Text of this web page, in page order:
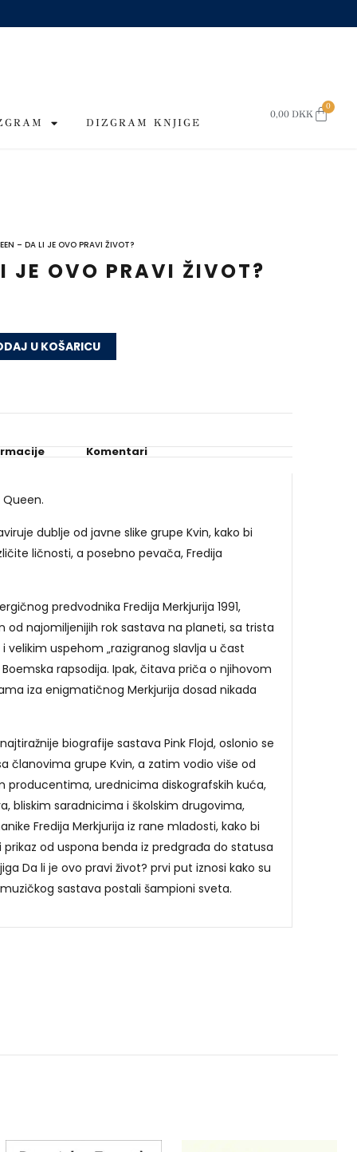
0,00 DKK
0
CART
DIZGRAM KNJIGE
– DA LI JE OVO PRAVI ŽIVOT?
JE OVO PRAVI ŽIVOT?
U KOŠARICU
Komentari
dublje od javne slike grupe Kvin, kako bi
ličnosti, a posebno pevača, Fredija
predvodnika Fredija Merkjurija 1991,
od najomiljenijih rok sastava na planeti, sa trista
uspehom „razigranog slavlja u čast
rapsodija. Ipak, čitava priča o njihovom
iza enigmatičnog Merkjurija dosad nikada
biografije sastava Pink Flojd, oslonio se
članovima grupe Kvin, a zatim vodio više od
producentima, urednicima diskografskih kuća,
bliskim saradnicima i školskim drugovima,
Fredija Merkjurija iz rane mladosti, kako bi
prikaz od uspona benda iz predgrađa do statusa
Da li je ovo pravi život? prvi put iznosi kako su
sastava postali šampioni sveta.